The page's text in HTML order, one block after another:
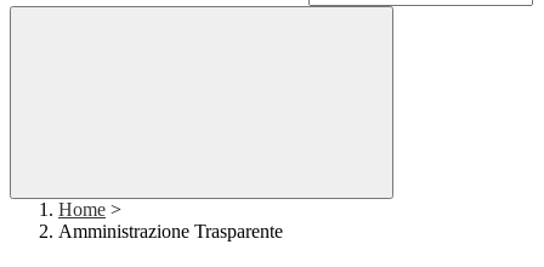
Home >
Amministrazione Trasparente